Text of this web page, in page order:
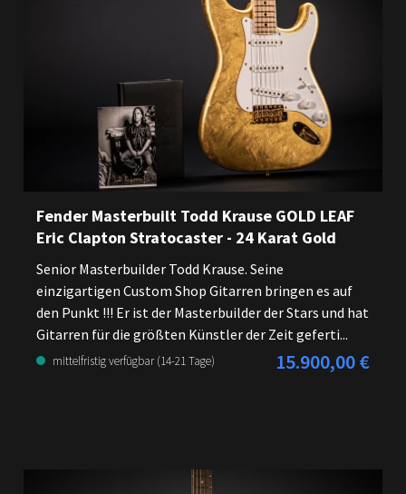
Fender Masterbuilt Todd Krause GOLD LEAF
Eric Clapton Stratocaster - 24 Karat Gold
Senior Masterbuilder Todd Krause. Seine
einzigartigen Custom Shop Gitarren bringen es auf
den Punkt !!! Er ist der Masterbuilder der Stars und hat
Gitarren für die größten Künstler der Zeit geferti...
mittelfristig verfügbar (14-21 Tage) Regulärer Preis:
15.900,00 €